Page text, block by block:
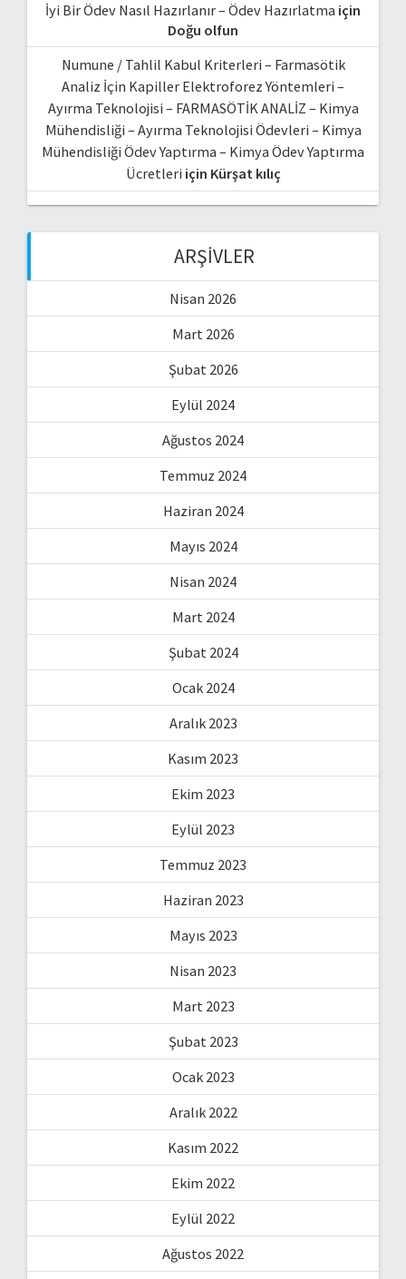
İyi Bir Ödev Nasıl Hazırlanır – Ödev Hazırlatma için
Doğu olfun
Numune / Tahlil Kabul Kriterleri – Farmasötik
Analiz İçin Kapiller Elektroforez Yöntemleri –
Ayırma Teknolojisi – FARMASÖTİK ANALİZ – Kimya
Mühendisliği – Ayırma Teknolojisi Ödevleri – Kimya
Mühendisliği Ödev Yaptırma – Kimya Ödev Yaptırma
Ücretleri için Kürşat kılıç
ARŞIVLER
Nisan 2026
Mart 2026
Şubat 2026
Eylül 2024
Ağustos 2024
Temmuz 2024
Haziran 2024
Mayıs 2024
Nisan 2024
Mart 2024
Şubat 2024
Ocak 2024
Aralık 2023
Kasım 2023
Ekim 2023
Eylül 2023
Temmuz 2023
Haziran 2023
Mayıs 2023
Nisan 2023
Mart 2023
Şubat 2023
Ocak 2023
Aralık 2022
Kasım 2022
Ekim 2022
Eylül 2022
Ağustos 2022